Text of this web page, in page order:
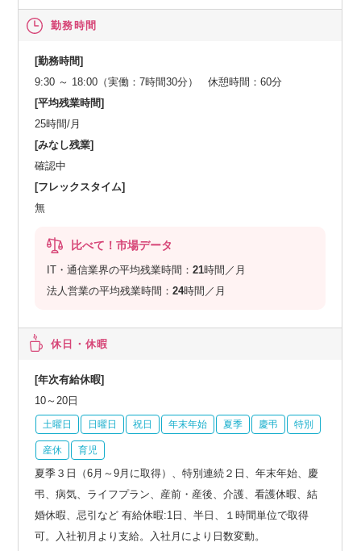
勤務時間
[勤務時間]
9:30 ～ 18:00（実働：7時間30分） 休憩時間：60分
[平均残業時間]
25時間/月
[みなし残業]
確認中
[フレックスタイム]
無
比べて！市場データ
IT・通信業界の平均残業時間：21時間／月
法人営業の平均残業時間：24時間／月
休日・休暇
[年次有給休暇]
10～20日
土曜日 日曜日 祝日 年末年始 夏季 慶弔 特別
産休 育児
夏季３日（6月～9月に取得）、特別連続２日、年末年始、慶
弔、病気、ライフプラン、産前・産後、介護、看護休暇、結
婚休暇、忌引など 有給休暇:1日、半日、１時間単位で取得
可。入社初月より支給。入社月により日数変動。